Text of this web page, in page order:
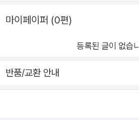
황순우 건축가의 인천아트플랫폼은 낙
들과 소통하며 설계한 이 시설은 지역
사의 ‘내향적 미로’는 도시민의 소외된
의 탄허대종사기념박물관은 건물 취지
마이페이퍼 (0편)
등록된 글이 없습
반품/교환 안내